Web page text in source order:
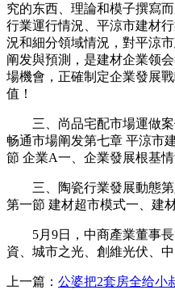
究的东西、理論和模子撰寫
行業運行情況、平涼市建材
況和細分領域情況，對平涼
阐发與預測，是建材企業领
場機會，正確制定企業發展
值！
三、尚品宅配市場運做案
畅通市場阐发第七章 平涼市
節 企業A一、企業發展根基情
三、陶瓷行業發展動態第
第一節 建材超市模式一、建
5月9日，中商產業董事長
資、城市之光、創維光伏、
上一篇： 公婆把2套房全给小